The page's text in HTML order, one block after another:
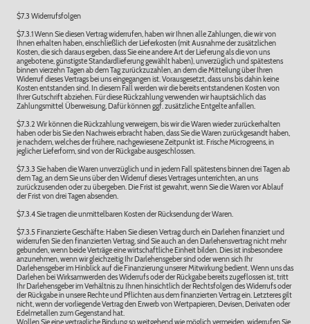
$7.3 Widerrufsfolgen
$7.3.1 Wenn Sie diesen Vertrag widerrufen, haben wir Ihnen alle Zahlungen, die wir von
Ihnen erhalten haben, einschließlich der Lieferkosten (mit Ausnahme der zusätzlichen
Kosten, die sich daraus ergeben, dass Sie eine andere Art der Lieferung als die von uns
angebotene, günstigste Standardlieferung gewählt haben), unverzüglich und spätestens
binnen vierzehn Tagen ab dem Tag zurückzuzahlen, an dem die Mitteilung über Ihren
Widerruf dieses Vertrags bei uns eingegangen ist. Vorausgesetzt, dass uns bis dahin keine
Kosten entstanden sind. In diesem Fall werden wir die bereits entstandenen Kosten von
Ihrer Gutschrift abziehen. Für diese Rückzahlung verwenden wir hauptsächlich das
Zahlungsmittel Überweisung, Dafür können ggf. zusätzliche Entgelte anfallen.
$7.3.2 Wir können die Rückzahlung verweigern, bis wir die Waren wieder zurückerhalten
haben oder bis Sie den Nachweis erbracht haben, dass Sie die Waren zurückgesandt haben,
je nachdem, welches der frühere, nachgewiesene Zeitpunkt ist. Frische Microgreens, in
jeglicher Lieferform, sind von der Rückgabe ausgeschlossen.
$7.3.3 Sie haben die Waren unverzüglich und in jedem Fall spätestens binnen drei Tagen ab
dem Tag, an dem Sie uns über den Widerruf dieses Vertrages unterrichten, an uns
zurückzusenden oder zu übergeben. Die Frist ist gewahrt, wenn Sie die Waren vor Ablauf
der Frist von drei Tagen absenden.
$7.3.4 Sie tragen die unmittelbaren Kosten der Rücksendung der Waren.
$7.3.5 Finanzierte Geschäfte: Haben Sie diesen Vertrag durch ein Darlehen finanziert und
widerrufen Sie den finanzierten Vertrag, sind Sie auch an den Darlehensvertrag nicht mehr
gebunden, wenn beide Verträge eine wirtschaftliche Einheit bilden. Dies ist insbesondere
anzunehmen, wenn wir gleichzeitig Ihr Darlehensgeber sind oder wenn sich Ihr
Darlehensgeber im Hinblick auf die Finanzierung unserer Mitwirkung bedient. Wenn uns das
Darlehen bei Wirksamwerden des Widerrufs oder der Rückgabe bereits zugeflossen ist, tritt
Ihr Darlehensgeber im Verhältnis zu Ihnen hinsichtlich der Rechtsfolgen des Widerrufs oder
der Rückgabe in unsere Rechte und Pflichten aus dem finanzierten Vertrag ein. Letzteres gilt
nicht, wenn der vorliegende Vertrag den Erwerb von Wertpapieren, Devisen, Derivaten oder
Edelmetallen zum Gegenstand hat.